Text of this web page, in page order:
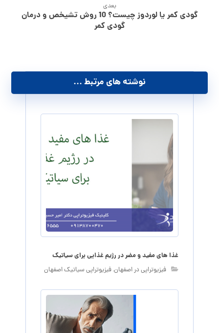
بعدی
گودی کمر یا لوردوز چیست؟ 10 روش تشیخص و درمان
گودی کمر
نوشته های مرتبط ...
غذا های مفید و مضر در رژیم غذایی برای سیاتیک
فیزیوتراپی در اصفهان,فیزیوتراپی سیاتیک اصفهان